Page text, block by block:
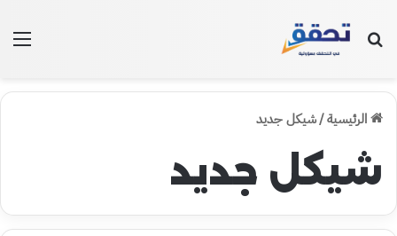
بحث عن
الرئيسية/شيكل جديد
شيكل جديد